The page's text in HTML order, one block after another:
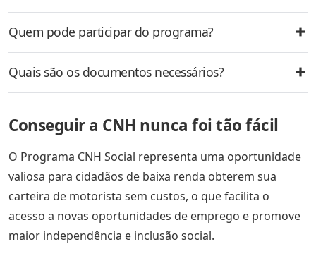
Quem pode participar do programa?
Quais são os documentos necessários?
Conseguir a CNH nunca foi tão fácil
O Programa CNH Social representa uma oportunidade
valiosa para cidadãos de baixa renda obterem sua
carteira de motorista sem custos, o que facilita o
acesso a novas oportunidades de emprego e promove
maior independência e inclusão social.